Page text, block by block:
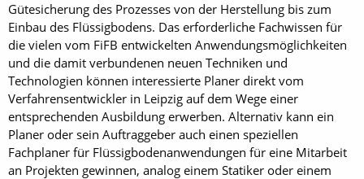
Gütesicherung des Prozesses von der Herstellung bis zum
Einbau des Flüssigbodens. Das erforderliche Fachwissen für
die vielen vom FiFB entwickelten Anwendungsmöglichkeiten
und die damit verbundenen neuen Techniken und
Technologien können interessierte Planer direkt vom
Verfahrensentwickler in Leipzig auf dem Wege einer
entsprechenden Ausbildung erwerben. Alternativ kann ein
Planer oder sein Auftraggeber auch einen speziellen
Fachplaner für Flüssigbodenanwendungen für eine Mitarbeit
an Projekten gewinnen, analog einem Statiker oder einem